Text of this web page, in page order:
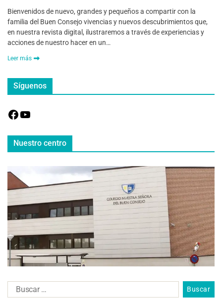
Bienvenidos de nuevo, grandes y pequeños a compartir con la
familia del Buen Consejo vivencias y nuevos descubrimientos que,
en nuestra revista digital, ilustraremos a través de experiencias y
acciones de nuestro hacer en un…
Leer más
Síguenos
Nuestro centro